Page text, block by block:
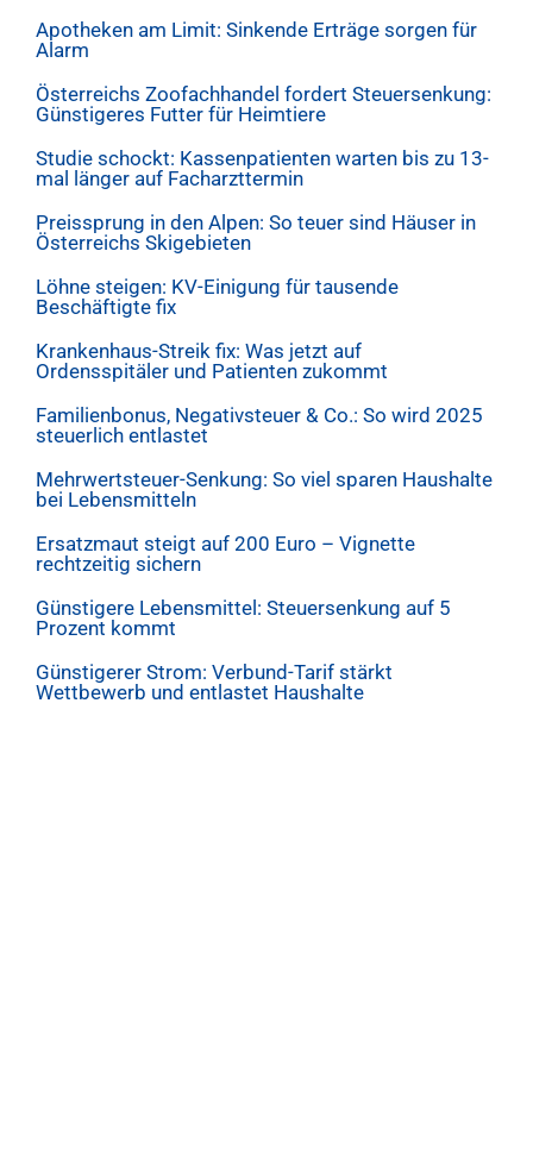
Apotheken am Limit: Sinkende Erträge sorgen für
Alarm
Österreichs Zoofachhandel fordert Steuersenkung:
Günstigeres Futter für Heimtiere
Studie schockt: Kassenpatienten warten bis zu 13-
mal länger auf Facharzttermin
Preissprung in den Alpen: So teuer sind Häuser in
Österreichs Skigebieten
Löhne steigen: KV-Einigung für tausende
Beschäftigte fix
Krankenhaus-Streik fix: Was jetzt auf
Ordensspitäler und Patienten zukommt
Familienbonus, Negativsteuer & Co.: So wird 2025
steuerlich entlastet
Mehrwertsteuer-Senkung: So viel sparen Haushalte
bei Lebensmitteln
Ersatzmaut steigt auf 200 Euro – Vignette
rechtzeitig sichern
Günstigere Lebensmittel: Steuersenkung auf 5
Prozent kommt
Günstigerer Strom: Verbund-Tarif stärkt
Wettbewerb und entlastet Haushalte